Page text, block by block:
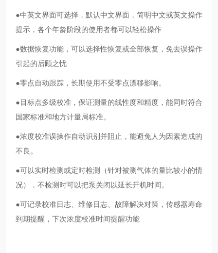
●中英文界面可选择，默认中文界面， 简明中文或英文操作
提示，各个年龄阶段的使用者都可以轻松操作
●数据恢复功能， 可以选择性恢复或全部恢复， 免去误操作
引起的后顾之忧
●零点自动跟踪，长期使用不受零点漂移影响。
●目标点多级校准，保证测量的线性度和精度，能同时符合
国家标准和地方计量局标准。
●浓度校准误操作自动识别并阻止，能避免人为因素造成的
不良。
●可以实时检测或定时检测（针对被测气体的量比较小的情
况），不检测时可以把泵关闭以延长开机时间。
●可记录校准日志、维修日志、故障解决对策，传感器寿命
到期提醒，下次浓度校准时间提醒功能